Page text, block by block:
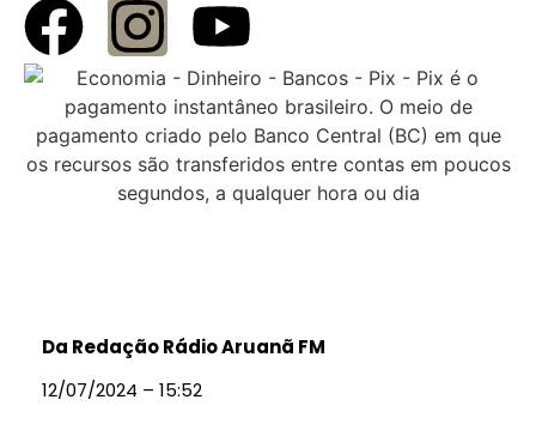
Da Redação Rádio Aruanã FM
12/07/2024 – 15:52